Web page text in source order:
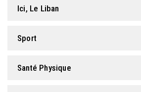
Ici, Le Liban
Sport
Santé Physique